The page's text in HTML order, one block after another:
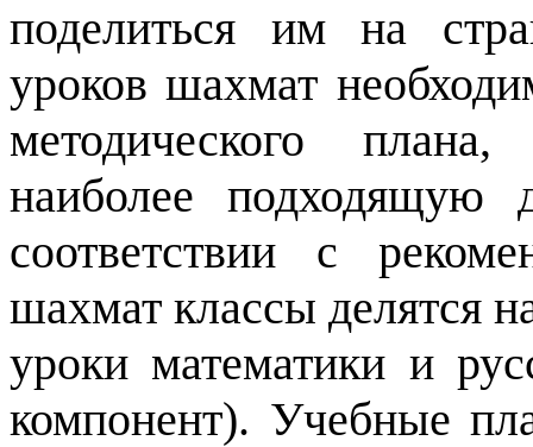
поделиться им на
уроков шахмат
методического
наиболее
соответствии с
шахмат классы делятся
уроки математики и
компонент). Учебные